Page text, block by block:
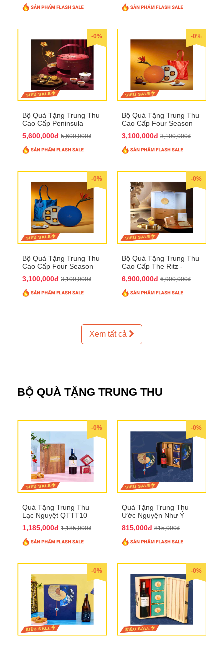
-0%
Bộ Quà Tặng Trung Thu
Cao Cấp Peninsula
5,600,000đ 5,600,000₫
-0%
Bộ Quà Tặng Trung Thu
Cao Cấp Four Season
3,100,000đ 3,100,000₫
-0%
Bộ Quà Tặng Trung Thu
Cao Cấp Four Season
3,100,000đ 3,100,000₫
-0%
Bộ Quà Tặng Trung Thu
Cao Cấp The Ritz -
6,900,000đ 6,900,000₫
Xem tất cả
BỘ QUÀ TẶNG TRUNG THU
-0%
Quà Tặng Trung Thu
Lạc Nguyệt QTTT10
1,185,000đ 1,185,000₫
-0%
Quà Tặng Trung Thu
Ước Nguyện Như Ý
815,000đ 815,000₫
-0% -0%